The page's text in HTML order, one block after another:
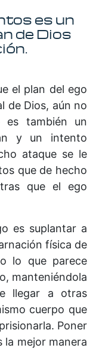
es un
de Dios
el plan del ego
de Dios, aún no
es también un
y un intento
ataque se le
que de hecho
que el ego
es suplantar a
física de
lo que parece
manteniéndola
llegar a otras
cuerpo que
Poner
la mejor manera